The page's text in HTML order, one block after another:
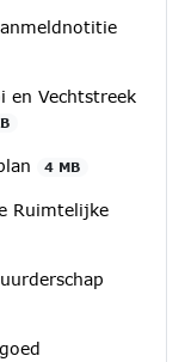
en Vechtstreek
4 MB
Ruimtelijke